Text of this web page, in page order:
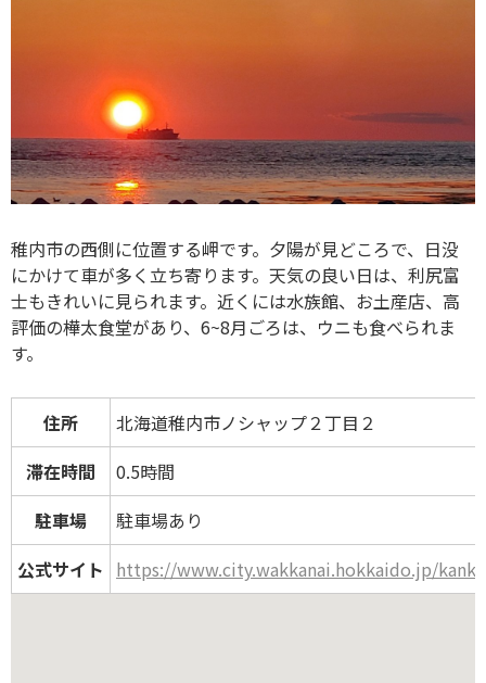
稚内市の西側に位置する岬です。夕陽が見どころで、日没
にかけて車が多く立ち寄ります。天気の良い日は、利尻富
士もきれいに見られます。近くには水族館、お土産店、高
評価の樺太食堂があり、6~8月ごろは、ウニも食べられま
す。
住所
北海道稚内市ノシャップ２丁目２
滞在時間
0.5時間
駐車場
駐車場あり
公式サイト https://www.city.wakkanai.hokkaido.jp/